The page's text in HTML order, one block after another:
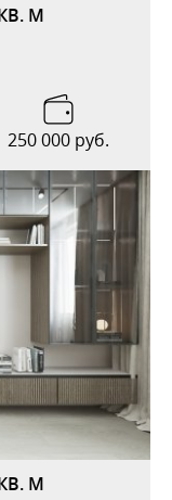
М
250 000 руб.
М